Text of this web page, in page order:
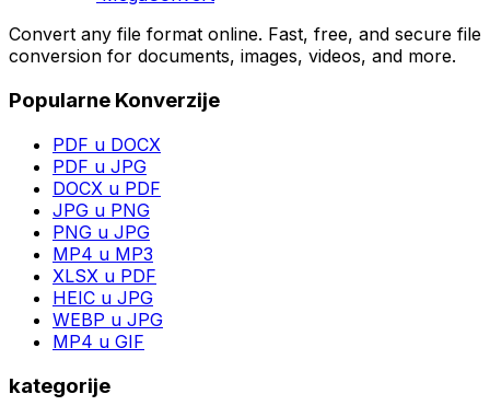
Convert any file format online. Fast, free, and secure file
conversion for documents, images, videos, and more.
Popularne Konverzije
PDF u DOCX
PDF u JPG
DOCX u PDF
JPG u PNG
PNG u JPG
MP4 u MP3
XLSX u PDF
HEIC u JPG
WEBP u JPG
MP4 u GIF
kategorije